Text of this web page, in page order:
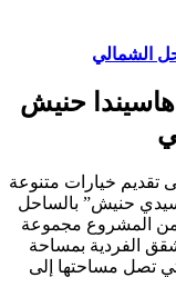
الشمالي
حنيش
تقديم خيارات متنوعة
حنيش” بالساحل
المشروع مجموعة
الفردية بمساحة
تصل مساحتها إلى